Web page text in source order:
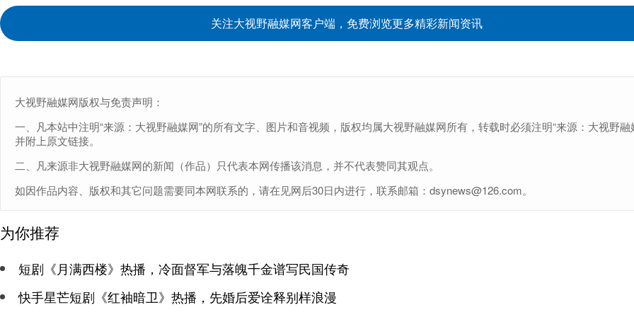
关注大视野融媒网客户端，免费浏览更多精彩新闻资讯
大视野融媒网版权与免责声明：
一、凡本站中注明“来源：大视野融媒网”的所有文字、图片和音视频，版权均属大视野融媒网所有，转载时必须注明“来源：大视野融
并附上原文链接。
二、凡来源非大视野融媒网的新闻（作品）只代表本网传播该消息，并不代表赞同其观点。
如因作品内容、版权和其它问题需要同本网联系的，请在见网后30日内进行，联系邮箱：dsynews@126.com。
为你推荐
短剧《月满西楼》热播，冷面督军与落魄千金谱写民国传奇
快手星芒短剧《红袖暗卫》热播，先婚后爱诠释别样浪漫